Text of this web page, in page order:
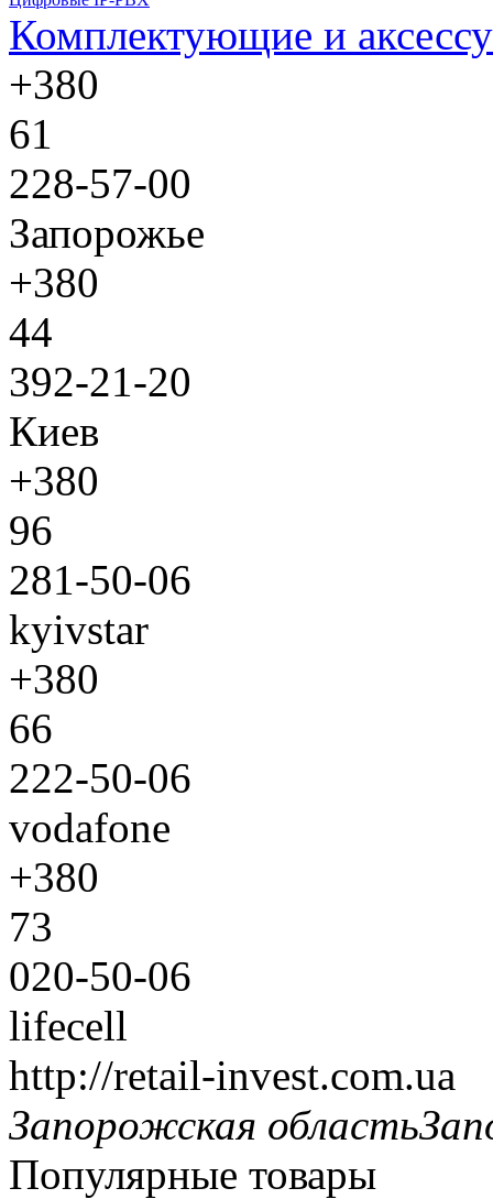
Комплектующие и
+380
61
228-57-00
Запорожье
+380
44
392-21-20
Киев
+380
96
281-50-06
kyivstar
+380
66
222-50-06
vodafone
+380
73
020-50-06
lifecell
http://retail-invest.com.ua
Запорожская область
Популярные товары